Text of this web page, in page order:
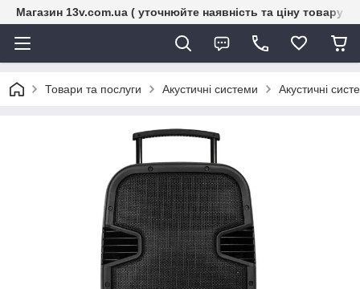
Магазин 13v.com.ua ( уточнюйте наявність та ціну товару
Товари та послуги Акустичні системи Акустичні